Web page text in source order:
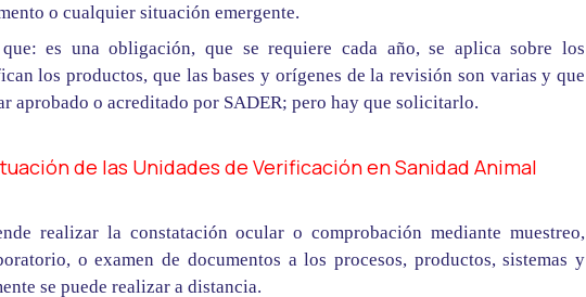
o cualquier situación emergente.
es una obligación, que se requiere cada año, se aplica sobre los
los productos, que las bases y orígenes de la revisión son varias y que
aprobado o acreditado por SADER; pero hay que solicitarlo.
de las Unidades de Verificación en Sanidad Animal
realizar la constatación ocular o comprobación mediante muestreo,
o examen de documentos a los procesos, productos, sistemas y
se puede realizar a distancia.